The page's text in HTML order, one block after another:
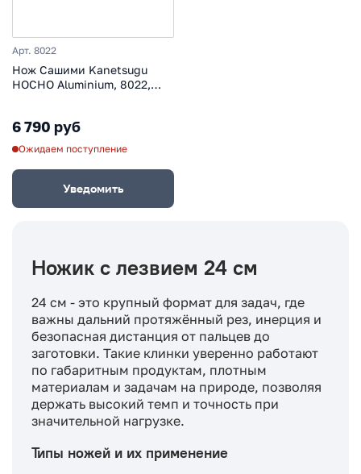
Арт. 8022
Нож Сашими Kanetsugu
HOCHO Aluminium, 8022,
6 790 руб
Ожидаем поступление
Уведомить
Ножик с лезвием 24 см
24 см - это крупный формат для задач, где
важны дальний протяжённый рез, инерция и
безопасная дистанция от пальцев до
заготовки. Такие клинки уверенно работают
по габаритным продуктам, плотным
материалам и задачам на природе, позволяя
держать высокий темп и точность при
значительной нагрузке.
Типы ножей и их применение